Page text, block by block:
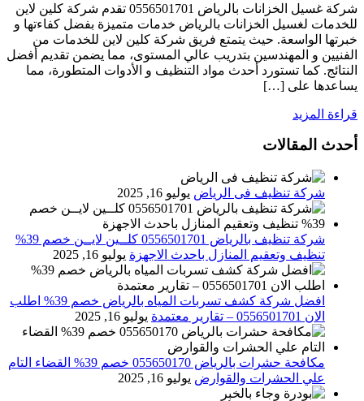
شركة غسيل الخزانات بالرياض 0556501701 تقدم شركة كلين لاين
للخدمات لغسيل الخزانات بالرياض خدمات متميزة بفضل كفاءتها و
خبرتها الواسعة. حيث يتمتع فريق شركة كلين لاين للخدمات من
الفنيين و المهندسين بتدريب عالي المستوى، مما يضمن تقديم أفضل
النتائج. كما تستورد أحدث مواد التنظيف و الأدوات المتطورة، مما
يساعدها على […]
قراءة المزيد
أحدث المقالات
شركة تنظيف فى الرياض يوليو 16, 2025
شركة تنظيف بالرياض 0556501701 كلــين لايــن خصم 39%
تنظيف وتعقيم المنازل باحدث الاجهزة يوليو 16, 2025
افضل شركة كشف تسربات المياه بالرياض خصم 39% اطلب
الان 0556501701‬‏ – تقارير معتمدة
يوليو 16, 2025
مكافحة حشرات بالرياض 055650170 خصم 39% القضاء التام
علي الحشرات والقوارض يوليو 16, 2025